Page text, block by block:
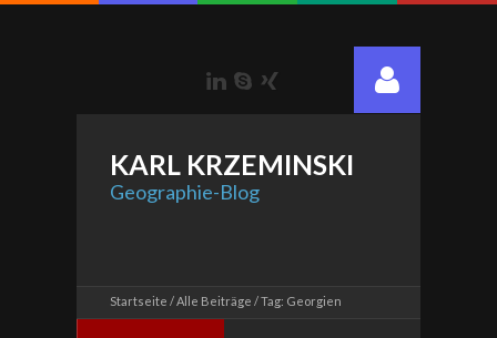
LinkedIn
Skype
KARL KRZEMINSKI
Geographie-Blog
Startseite Alle Beiträge Tag: Georgien